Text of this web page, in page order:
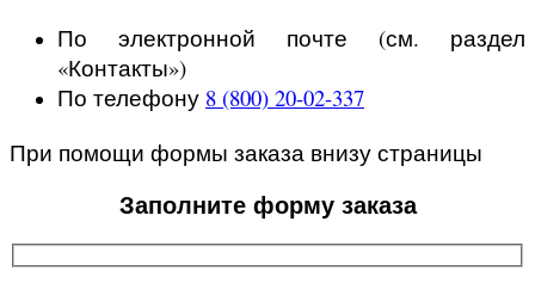
По электронной почте (см. раздел
«Контакты»)
По телефону 8 (800) 20-02-337
При помощи формы заказа внизу страницы
Заполните форму заказа